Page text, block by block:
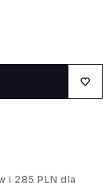
i 285 PLN dla